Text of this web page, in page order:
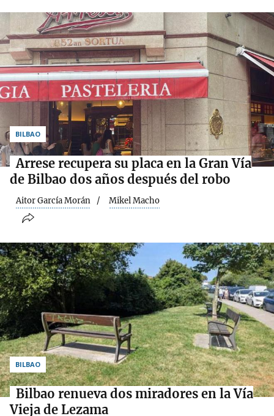
BILBAO
Arrese recupera su placa en la Gran Vía
de Bilbao dos años después del robo
Aitor García Morán Mikel Macho
BILBAO
Bilbao renueva dos miradores en la Vía
Vieja de Lezama